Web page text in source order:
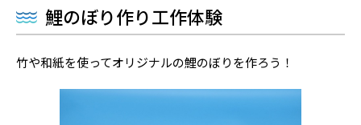
鯉のぼり作り工作体験
竹や和紙を使ってオリジナルの鯉のぼりを作ろう！